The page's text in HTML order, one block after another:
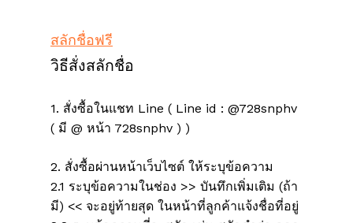
สลักชื่อฟรี
วิธีสั่งสลักชื่อ
1. สั่งซื้อในแชท Line ( Line id : @728snphv
( มี @ หน้า 728snphv ) )
2. สั่งซื้อผ่านหน้าเว็บไซต์ ให้ระบุข้อความ
2.1 ระบุข้อความในช่อง >> บันทึกเพิ่มเติม (ถ้า
มี) << จะอยู่ท้ายสุด ในหน้าที่ลูกค้าแจ้งชื่อที่อยู่